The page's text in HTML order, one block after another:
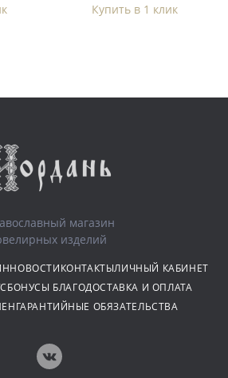
Купить в 1 клик
магазин
изделий
НОВОСТИКОНТАКТЫЛИЧНЫЙ КАБИНЕТ
БОНУСЫ БЛАГОДОСТАВКА И ОПЛАТА
ГАРАНТИЙНЫЕ ОБЯЗАТЕЛЬСТВА